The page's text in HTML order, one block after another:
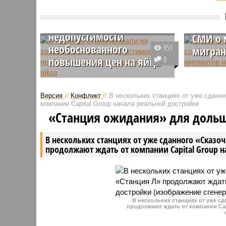
на заявление ФАС о
недопустимости
необоснованного
повышения цен на яйца
Лидер партии «Справедливая
отреагировал на заявление
Федеральной антимонопольной
службы России, которая
о недопустимости повышения
цен на яйца без объективных
951
0
В
ЧС на
СМИ о
Власти
Нижняя
США,
Версия // Конфликт // В нескольких станциях от уже
компании Capital Group начала реальной достройки
В нескольких станциях от уже сданного
продолжают ждать от компании Capital Group
«Станция ожидания» для
В нескольких станциях от уже
продолжают ждать от компании